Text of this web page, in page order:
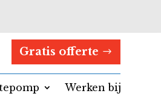
Gratis offerte
Werken bij